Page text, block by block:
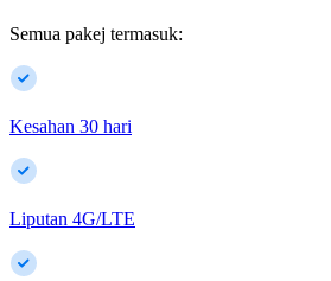
Semua pakej termasuk:
Kesahan 30 hari
Liputan 4G/LTE